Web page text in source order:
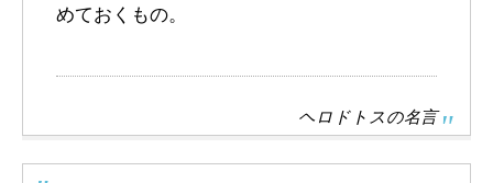
めておくもの。
ヘロドトスの名言